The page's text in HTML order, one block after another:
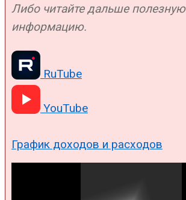
Либо читайте дальше полезную
информацию.
RuTube
YouTube
График доходов и расходов